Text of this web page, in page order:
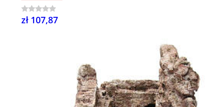
zł 107,87